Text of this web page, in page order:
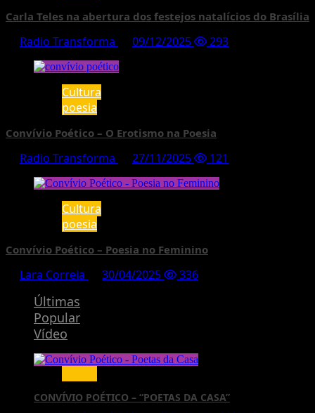
Carla Teles na abertura dos festejos natalícios do Brasília
Radio Transforma 09/12/2025 293
Cultura
poesia
Convívio Poético – O Erotismo na Poesia
Radio Transforma 27/11/2025 121
Cultura
poesia
Convívio Poético – Poesia no Feminino
Lara Correia 30/04/2025 336
Últimas
Popular
Vídeo
CONVÍVIO POÉTICO – “POETAS DA CASA”